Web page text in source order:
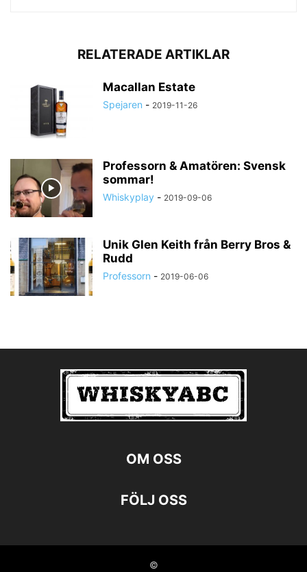
RELATERADE ARTIKLAR
Macallan Estate
Spejaren - 2019-11-26
Professorn & Amatören: Svensk
sommar!
Whiskyplay - 2019-09-06
Unik Glen Keith från Berry Bros &
Rudd
Professorn - 2019-06-06
OM OSS
FÖLJ OSS
©